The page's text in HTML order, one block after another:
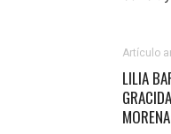
Artículo
LILIA